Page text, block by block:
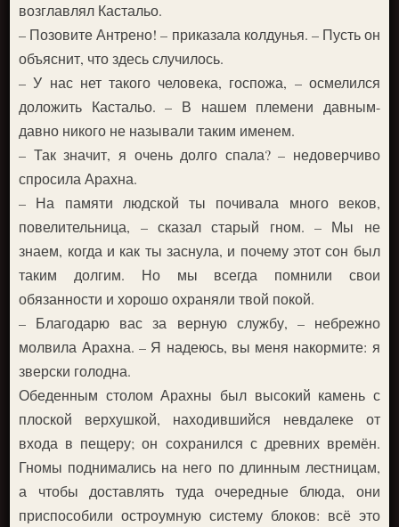
возглавлял Кастальо.
– Позовите Антрено! – приказала колдунья. – Пусть он
объяснит, что здесь случилось.
– У нас нет такого человека, госпожа, – осмелился
доложить Кастальо. – В нашем племени давным-
давно никого не называли таким именем.
– Так значит, я очень долго спала? – недоверчиво
спросила Арахна.
– На памяти людской ты почивала много веков,
повелительница, – сказал старый гном. – Мы не
знаем, когда и как ты заснула, и почему этот сон был
таким долгим. Но мы всегда помнили свои
обязанности и хорошо охраняли твой покой.
– Благодарю вас за верную службу, – небрежно
молвила Арахна. – Я надеюсь, вы меня накормите: я
зверски голодна.
Обеденным столом Арахны был высокий камень с
плоской верхушкой, находившийся невдалеке от
входа в пещеру; он сохранился с древних времён.
Гномы поднимались на него по длинным лестницам,
а чтобы доставлять туда очередные блюда, они
приспособили остроумную систему блоков: всё это